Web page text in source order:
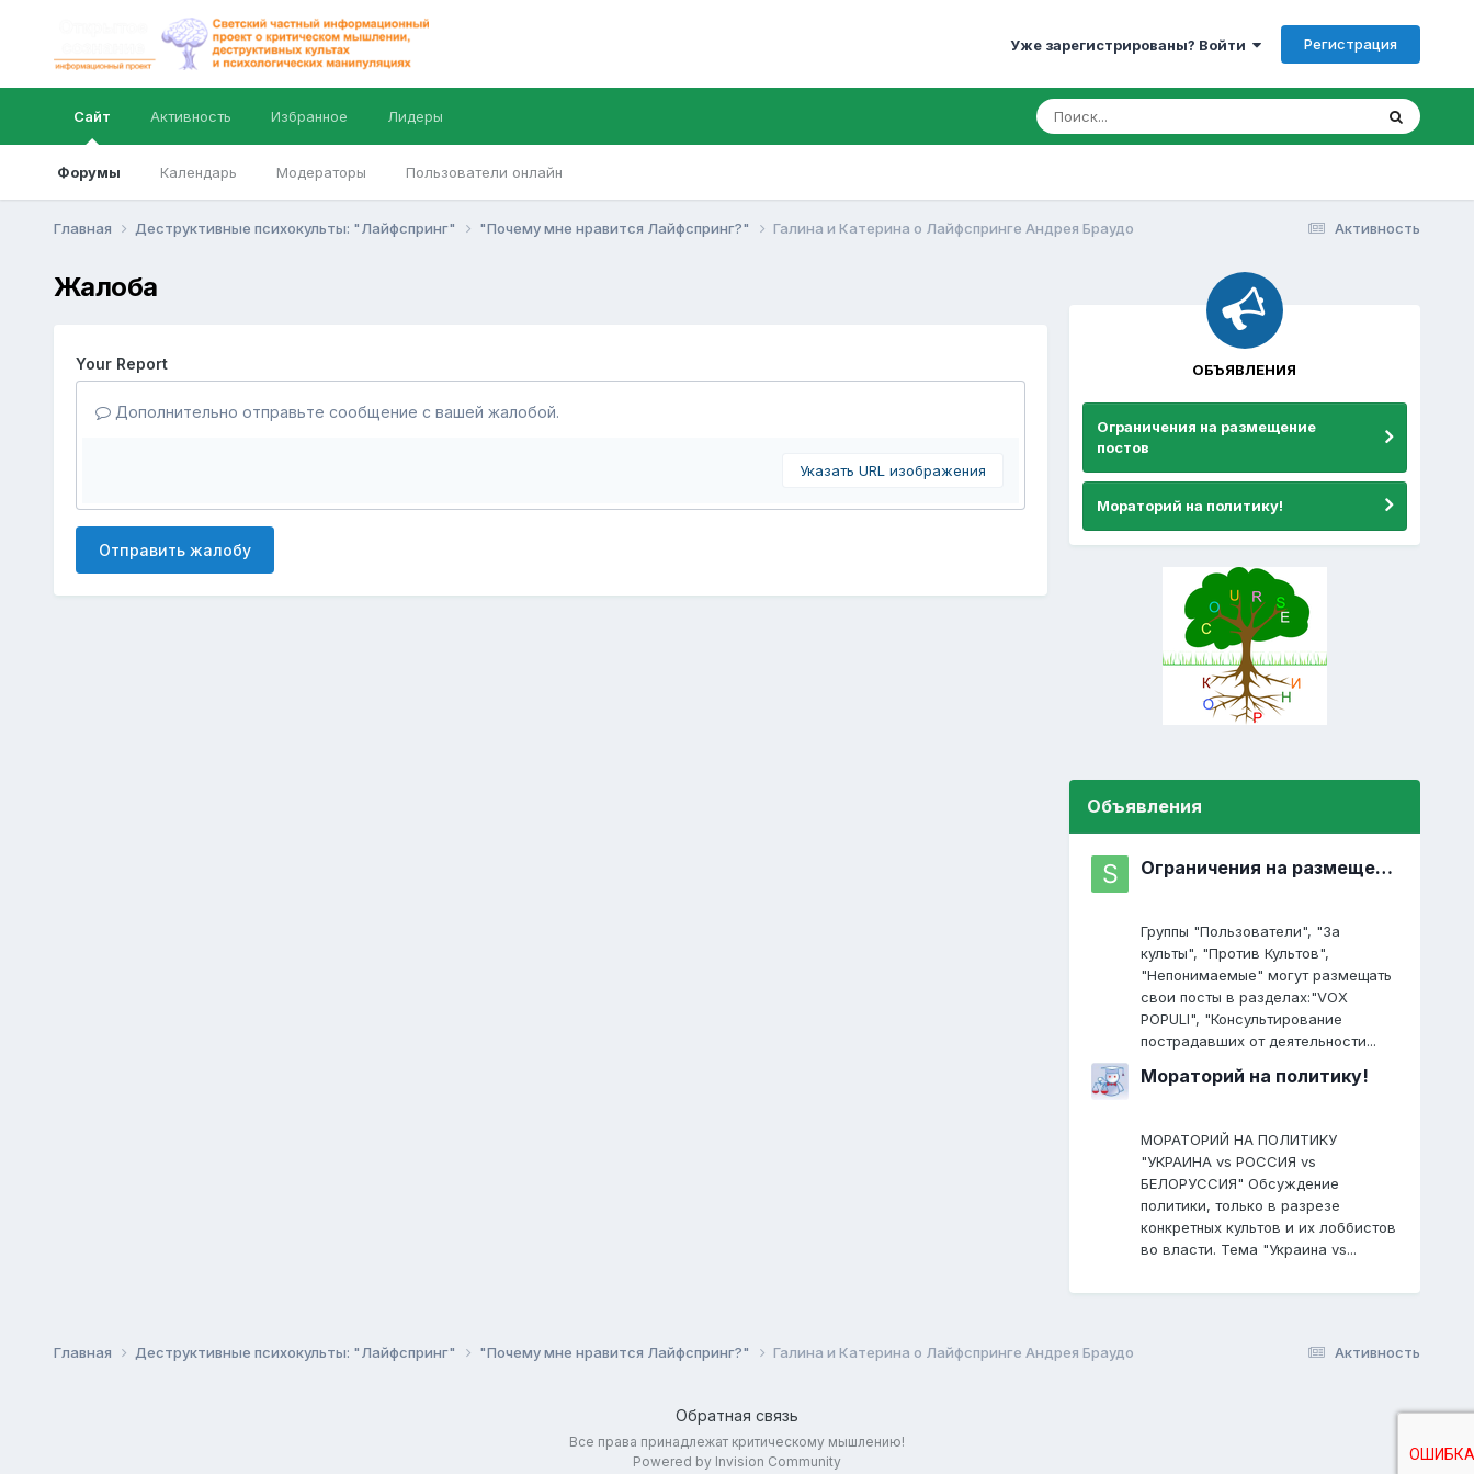
Уже зарегистрированы? Войти Регистрация
Сайт
Форумы Календарь Модераторы Пользователи онлайн
Активность Избранное Лидеры
Активность
Главная Деструктивные психокульты: "Лайфспринг" "Почему мне нравится Лайфспринг?" Галина и Катерина о Лайфспринге Андрея Браудо
Жалоба
Your Report
Дополнительно отправьте сообщение с вашей жалобой.
Указать URL изображения
Отправить жалобу
ОБЪЯВЛЕНИЯ
Ограничения на размещение
постов
Мораторий на политику!
Объявления
Ограничения на размещение постов
Группы "Пользователи", "За
культы", "Против Культов",
"Непонимаемые" могут размещать
свои посты в разделах:"VOX
POPULI", "Консультирование
пострадавших от деятельности...
Мораторий на политику!
МОРАТОРИЙ НА ПОЛИТИКУ
"УКРАИНА vs РОССИЯ vs
БЕЛОРУССИЯ" Обсуждение
политики, только в разрезе
конкретных культов и их лоббистов
во власти. Тема "Украина vs...
Активность
Главная Деструктивные психокульты: "Лайфспринг" "Почему мне нравится Лайфспринг?" Галина и Катерина о Лайфспринге Андрея Браудо
Обратная связь
Все права принадлежат критическому мышлению!
Powered by Invision Community